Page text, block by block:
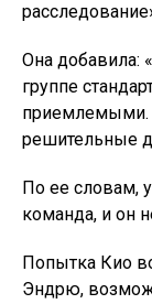
Она добавила:
группе
приемлемыми.
решительные
По ее словам,
команда, и он
Попытка Кио
Эндрю,